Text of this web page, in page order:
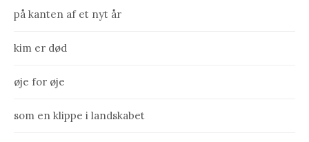
n
l
i
på kanten af et nyt år
kim er død
øje for øje
som en klippe i landskabet